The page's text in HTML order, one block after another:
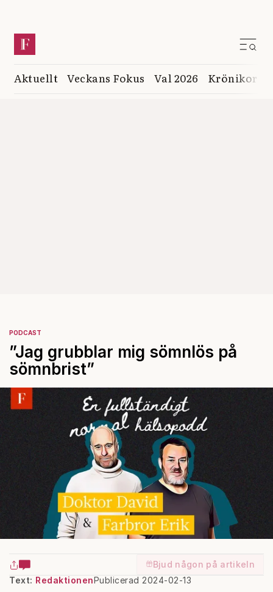
Aktuellt Veckans Fokus Val 2026 Krönikor
PODCAST
”Jag grubblar mig sömnlös på
sömnbrist”
Bjud någon på artikeln
Text: RedaktionenPublicerad 2024-02-13